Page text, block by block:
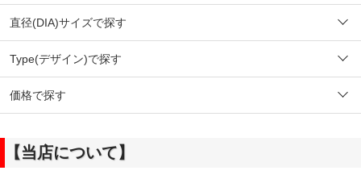
直径(DIA)サイズで探す
Type(デザイン)で探す
価格で探す
【当店について】